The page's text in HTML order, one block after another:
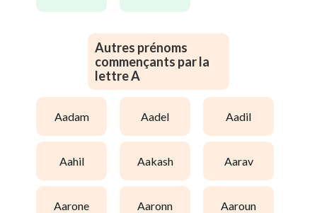
Autres prénoms
commençants par la
lettre A
aadam aadel aadil
aahil aakash aarav
aarone aaronn aaroun